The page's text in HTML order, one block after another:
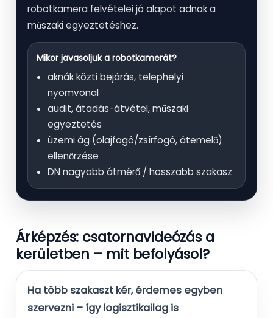
robotkamera felvételei jó alapot adnak a
műszaki egyeztetéshez.
Mikor javasoljuk a robotkamerát?
aknák közti bejárás, telephelyi
nyomvonal
audit, átadás-átvétel, műszaki
egyeztetés
üzemi ág (olajfogó/zsírfogó, átemelő)
ellenőrzése
DN nagyobb átmérő / hosszabb szakasz
Árképzés: csatornavideózás a
kerületben – mit befolyásol?
Ha több szakaszt kér, érdemes egyben
szervezni – így logisztikailag is